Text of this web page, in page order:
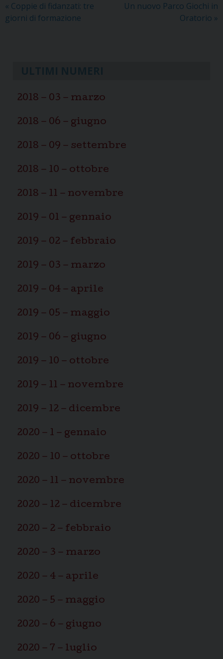
« Coppie di fidanzati: tre
giorni di formazione
Un nuovo Parco Giochi in
Oratorio »
2018 – 03 – marzo
2018 – 06 – giugno
2018 – 09 – settembre
2018 – 10 – ottobre
2018 – 11 – novembre
2019 – 01 – gennaio
2019 – 02 – febbraio
2019 – 03 – marzo
2019 – 04 – aprile
2019 – 05 – maggio
2019 – 06 – giugno
2019 – 10 – ottobre
2019 – 11 – novembre
2019 – 12 – dicembre
2020 – 1 – gennaio
2020 – 10 – ottobre
2020 – 11 – novembre
2020 – 12 – dicembre
2020 – 2 – febbraio
2020 – 3 – marzo
2020 – 4 – aprile
2020 – 5 – maggio
2020 – 6 – giugno
2020 – 7 – luglio